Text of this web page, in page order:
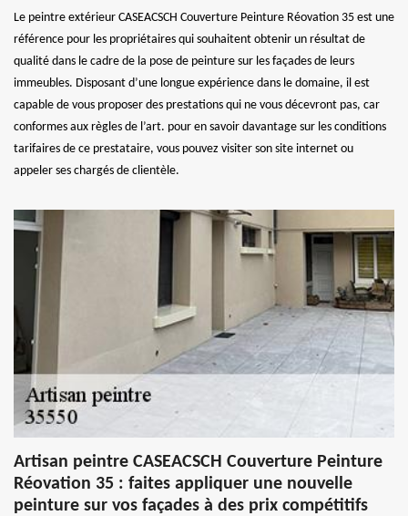
Le peintre extérieur CASEACSCH Couverture Peinture Réovation 35 est une
référence pour les propriétaires qui souhaitent obtenir un résultat de
qualité dans le cadre de la pose de peinture sur les façades de leurs
immeubles. Disposant d’une longue expérience dans le domaine, il est
capable de vous proposer des prestations qui ne vous décevront pas, car
conformes aux règles de l’art. pour en savoir davantage sur les conditions
tarifaires de ce prestataire, vous pouvez visiter son site internet ou
appeler ses chargés de clientèle.
Artisan peintre CASEACSCH Couverture Peinture
Réovation 35 : faites appliquer une nouvelle
peinture sur vos façades à des prix compétitifs